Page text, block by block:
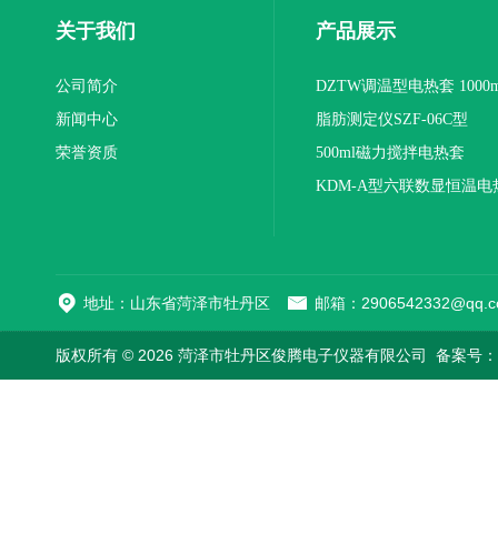
关于我们
公司简介
新闻中心
荣誉资质
产品展示
DZTW调温型电热套
联
脂肪测定仪SZF-06C型
500ml磁力搅拌电热套
KDM-A型六联数显恒温电
地址：山东省菏泽市牡丹区 邮箱：
版权所有 © 2026 菏泽市牡丹区俊腾电子仪器有限公司 备案号